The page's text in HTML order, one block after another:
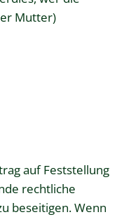
Mutter)
auf Feststellung
rechtliche
beseitigen. Wenn